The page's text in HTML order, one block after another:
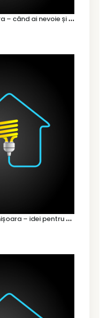
C
urent trifazic în Timișoara – când ai nevoie și cum îl alegi
I
luminat exterior casă Timișoara – idei pentru siguranță și confort